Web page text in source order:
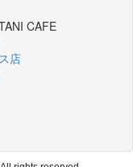
CAFE
店